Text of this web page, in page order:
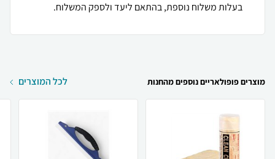
בעלות משלוח נוספת, בהתאם ליעד ולספק המשלוח.
מוצרים פופולאריים נוספים מהחנות לכל המוצרים